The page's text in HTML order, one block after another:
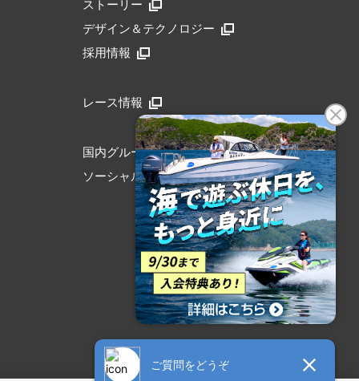
ストーリー
デザイン＆テクノロジー
採用情報
レース情報
国内グループリンク
ソーシャルメディア公式アカウント